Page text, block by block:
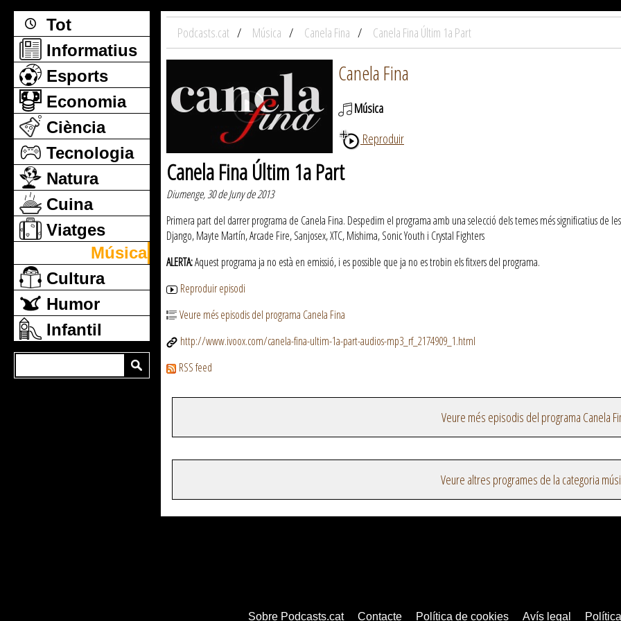
Tot
Informatius
Esports
Economia
Ciència
Tecnologia
Natura
Cuina
Viatges
Música
Cultura
Humor
Infantil
Podcasts.cat Música Canela Fina Canela Fina Últim 1a Part
Canela Fina
Música
Reproduir
Canela Fina Últim 1a Part
Diumenge, 30 de Juny de 2013
Primera part del darrer programa de Canela Fina. Despedim el programa amb una selecció dels temes més significatius de
Django, Mayte Martín, Arcade Fire, Sanjosex, XTC, Mishima, Sonic Youth i Crystal Fighters
ALERTA:Aquest programa ja no està en emissió, i es possible que ja no es trobin els fitxers del programa.
Reproduir episodi
Veure més episodis del programa Canela Fina
http://www.ivoox.com/canela-fina-ultim-1a-part-audios-mp3_rf_2174909_1.html
RSS feed
Veure més episodis del programa Canela
Veure altres programes de la categoria
Sobre Podcasts.cat Contacte Política de cookies Avís legal